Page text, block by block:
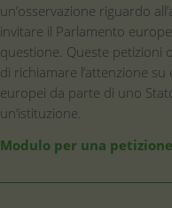
un’osservazione riguardo
invitare il Parlamento
questione. Queste petizioni
di richiamare l’attenzione
europei da parte di uno
un’istituzione.
Modulo per una